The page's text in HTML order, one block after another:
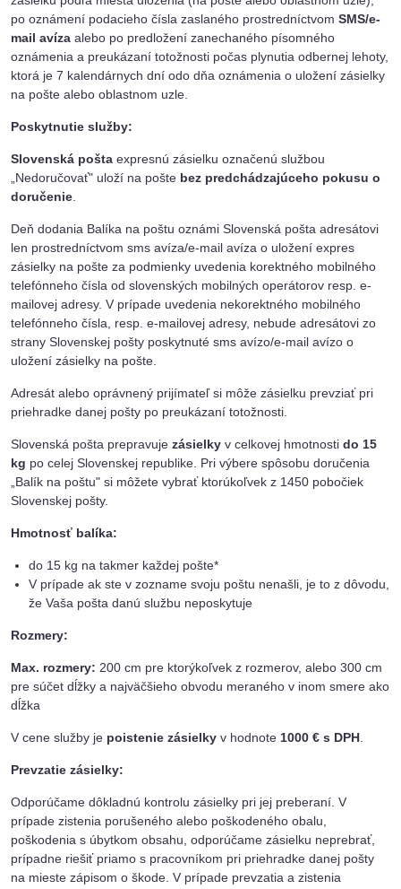
po oznámení podacieho čísla zaslaného prostredníctvom SMS/e-
mail avíza alebo po predložení zanechaného písomného
oznámenia a preukázaní totožnosti počas plynutia odbernej lehoty,
ktorá je 7 kalendárnych dní odo dňa oznámenia o uložení zásielky
na pošte alebo oblastnom uzle.
Poskytnutie služby:
Slovenská pošta expresnú zásielku označenú službou
„Nedoručovať" uloží na pošte bez predchádzajúceho pokusu o
doručenie
Deň dodania Balíka na poštu oznámi Slovenská pošta adresátovi
len prostredníctvom sms avíza/e-mail avíza o uložení expres
zásielky na pošte za podmienky uvedenia korektného mobilného
telefónneho čísla od slovenských mobilných operátorov resp. e-
mailovej adresy. V prípade uvedenia nekorektného mobilného
telefónneho čísla, resp. e-mailovej adresy, nebude adresátovi zo
strany Slovenskej pošty poskytnuté sms avízo/e-mail avízo o
uložení zásielky na pošte.
Adresát alebo oprávnený prijímateľ si môže zásielku prevziať pri
priehradke danej pošty po preukázaní totožnosti.
Slovenská pošta prepravuje zásielky v celkovej hmotnosti do 15
kg po celej Slovenskej republike. Pri výbere spôsobu doručenia
„Balík na poštu" si môžete vybrať ktorúkoľvek z 1450 pobočiek
Slovenskej pošty.
Hmotnosť balíka:
do 15 kg na takmer každej pošte*
V prípade ak ste v zozname svoju poštu nenašli, je to z dôvodu,
že Vaša pošta danú službu neposkytuje
Rozmery:
Max. rozmery: 200 cm pre ktorýkoľvek z rozmerov, alebo 300 cm
pre súčet dĺžky a najväčšieho obvodu meraného v inom smere ako
dĺžka
V cene služby je poistenie zásielky v hodnote 1000 € s DPH
Prevzatie zásielky:
Odporúčame dôkladnú kontrolu zásielky pri jej preberaní. V
prípade zistenia porušeného alebo poškodeného obalu,
poškodenia s úbytkom obsahu, odporúčame zásielku neprebrať,
prípadne riešiť priamo s pracovníkom pri priehradke danej pošty
na mieste zápisom o škode. V prípade prevzatia a zistenia